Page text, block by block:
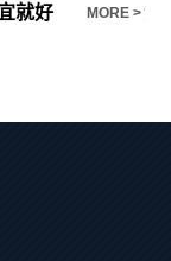
就好 MORE >淨